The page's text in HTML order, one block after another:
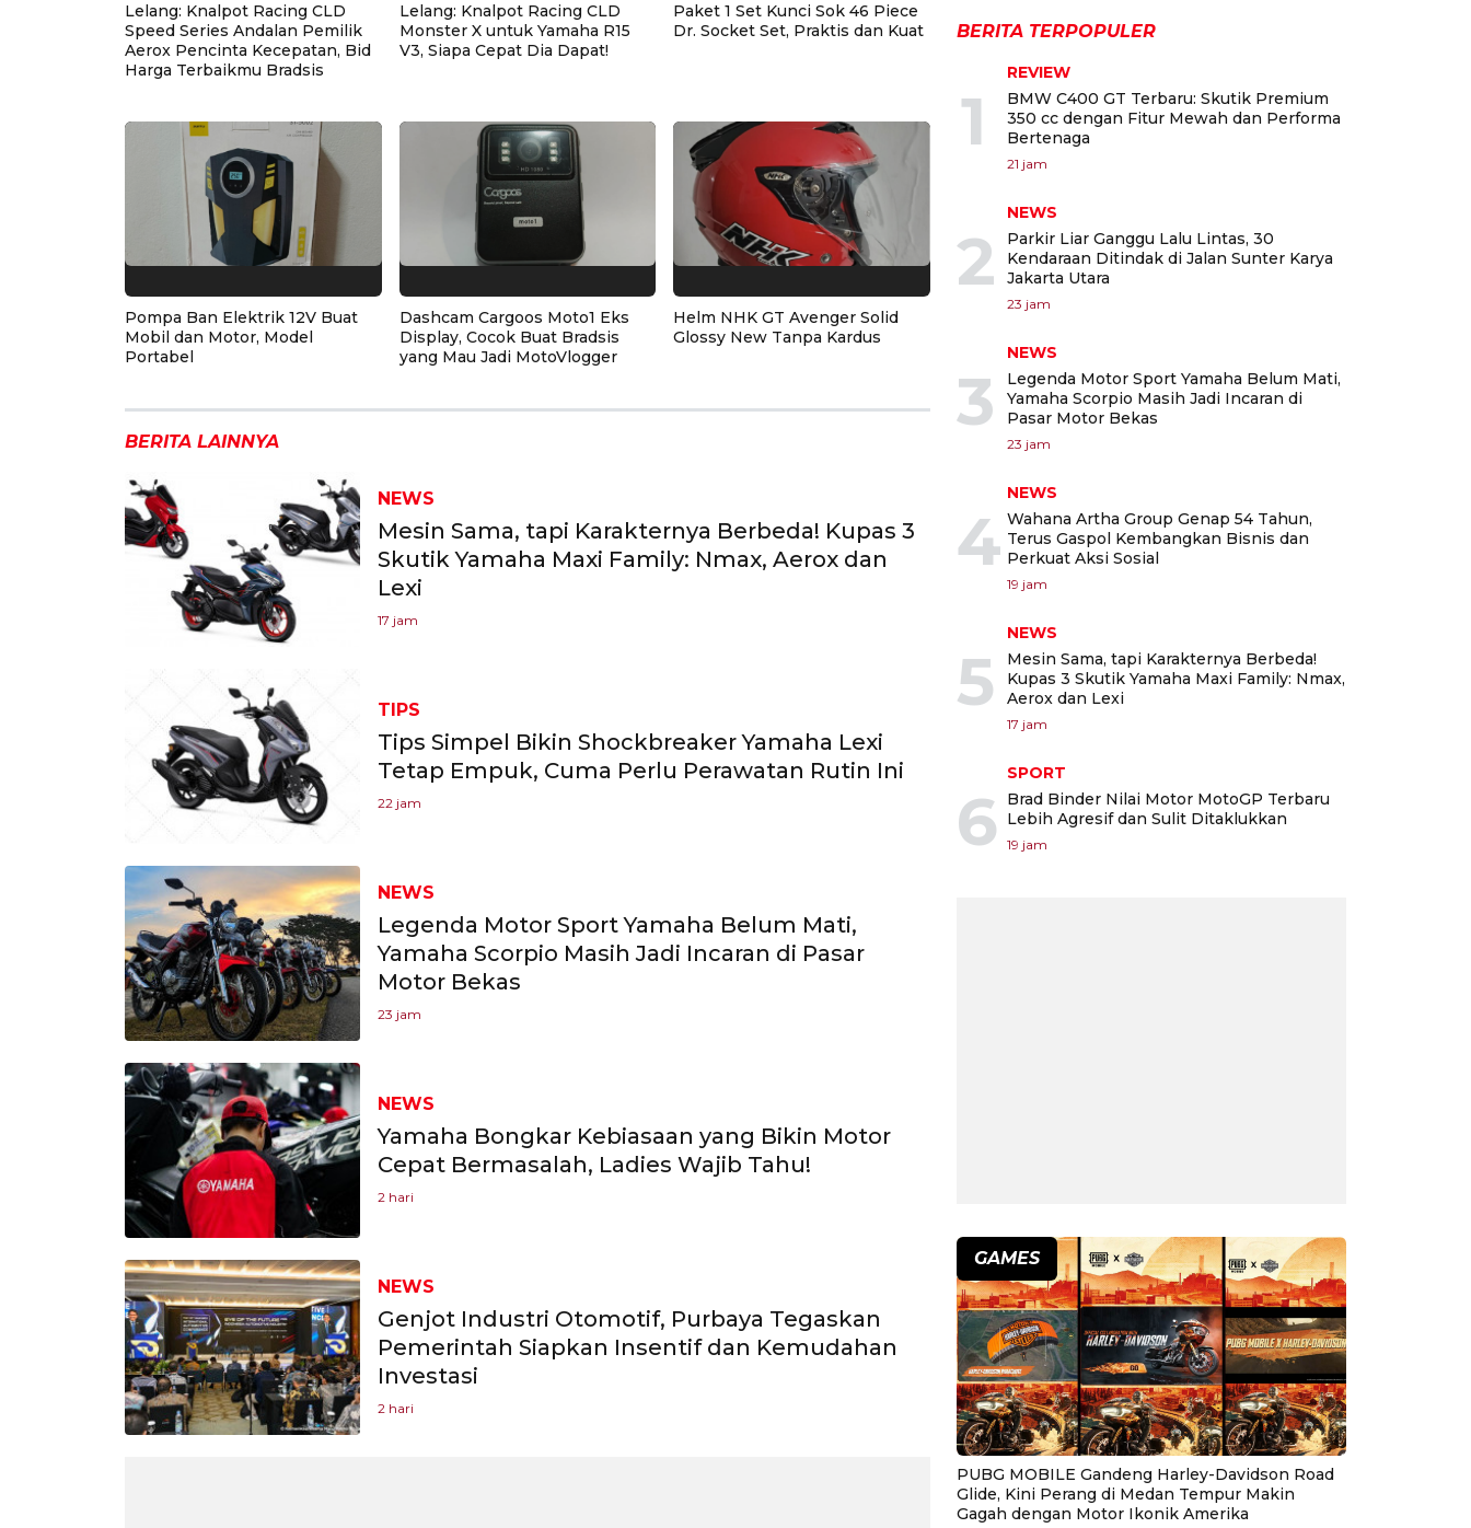
Lelang: Knalpot Racing CLD
Speed Series Andalan Pemilik
Aerox Pencinta Kecepatan, Bid
Harga Terbaikmu Bradsis
Lelang: Knalpot Racing CLD
Monster X untuk Yamaha R15
V3, Siapa Cepat Dia Dapat!
Paket 1 Set Kunci Sok 46 Piece
Dr. Socket Set, Praktis dan Kuat
Pompa Ban Elektrik 12V Buat
Mobil dan Motor, Model
Portabel
Dashcam Cargoos Moto1 Eks
Display, Cocok Buat Bradsis
yang Mau Jadi MotoVlogger
Helm NHK GT Avenger Solid
Glossy New Tanpa Kardus
BERITA LAINNYA
NEWS
Mesin Sama, tapi Karakternya Berbeda! Kupas 3
Skutik Yamaha Maxi Family: Nmax, Aerox dan
Lexi
17 jam
TIPS
Tips Simpel Bikin Shockbreaker Yamaha Lexi
Tetap Empuk, Cuma Perlu Perawatan Rutin Ini
22 jam
NEWS
Legenda Motor Sport Yamaha Belum Mati,
Yamaha Scorpio Masih Jadi Incaran di Pasar
Motor Bekas
23 jam
NEWS
Yamaha Bongkar Kebiasaan yang Bikin Motor
Cepat Bermasalah, Ladies Wajib Tahu!
2 hari
NEWS
Genjot Industri Otomotif, Purbaya Tegaskan
Pemerintah Siapkan Insentif dan Kemudahan
Investasi
2 hari
BERITA TERPOPULER
1
REVIEW
BMW C400 GT Terbaru: Skutik Premium
350 cc dengan Fitur Mewah dan Performa
Bertenaga
21 jam
2
NEWS
Parkir Liar Ganggu Lalu Lintas, 30
Kendaraan Ditindak di Jalan Sunter Karya
Jakarta Utara
23 jam
3
NEWS
Legenda Motor Sport Yamaha Belum Mati,
Yamaha Scorpio Masih Jadi Incaran di
Pasar Motor Bekas
23 jam
4
NEWS
Wahana Artha Group Genap 54 Tahun,
Terus Gaspol Kembangkan Bisnis dan
Perkuat Aksi Sosial
19 jam
5
NEWS
Mesin Sama, tapi Karakternya Berbeda!
Kupas 3 Skutik Yamaha Maxi Family: Nmax,
Aerox dan Lexi
17 jam
6
SPORT
Brad Binder Nilai Motor MotoGP Terbaru
Lebih Agresif dan Sulit Ditaklukkan
19 jam
GAMES
PUBG MOBILE Gandeng Harley-Davidson Road
Glide, Kini Perang di Medan Tempur Makin
Gagah dengan Motor Ikonik Amerika